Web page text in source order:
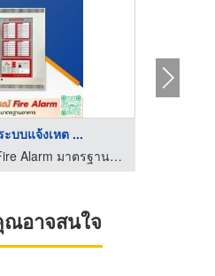
บบแจ้งเหต ...
ผู้นำเข้าอุปกรณ์ Fire Alarm มาตรฐานอุตสาหกรรม - ดวงพรสวรรค์
อาจสนใจ